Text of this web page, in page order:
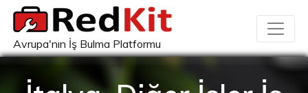
Avrupa'nın İş Bulma Platformu